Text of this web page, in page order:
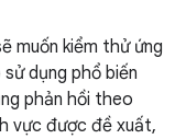
muốn kiểm thử ứng
dụng phổ biến
phản hồi theo
vực được đề xuất,